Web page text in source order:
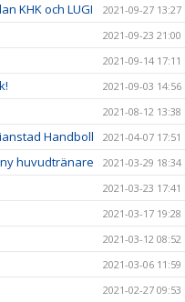
KHK och LUGI 2021-09-27 13:27
2021-09-23 21:00
2021-09-14 17:11
2021-09-03 14:56
2021-08-12 13:38
Handboll 2021-04-07 17:51
huvudtränare 2021-03-29 18:34
2021-03-23 17:41
2021-03-17 19:28
2021-03-12 08:52
2021-03-06 11:59
2021-02-27 09:53